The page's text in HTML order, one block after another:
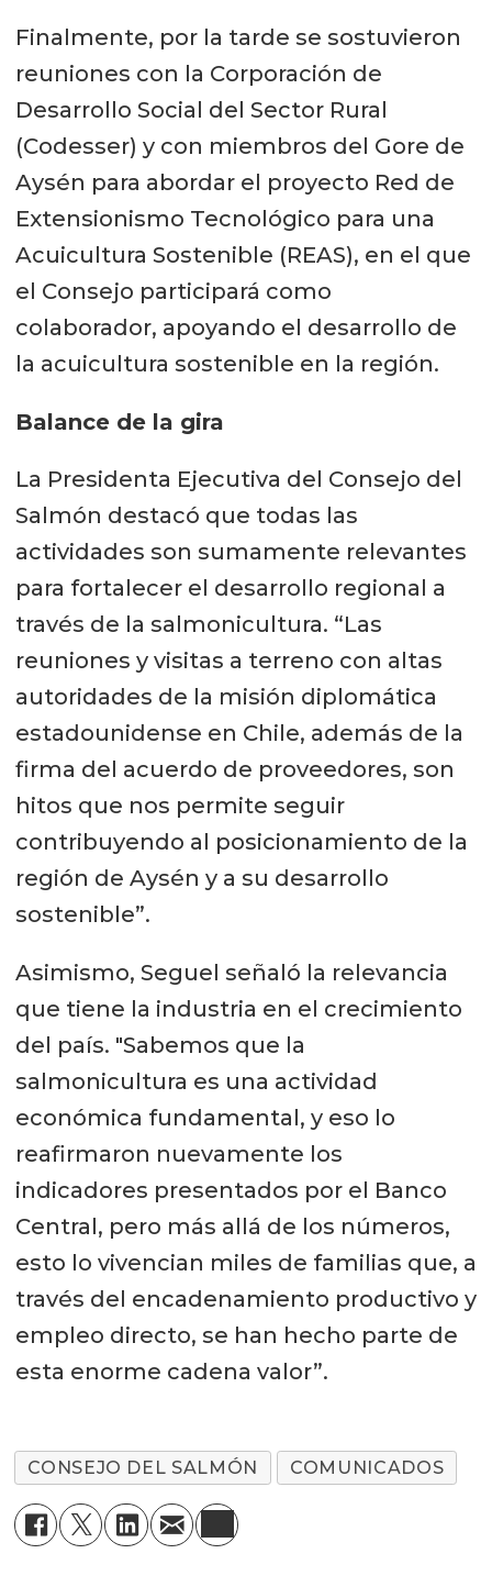
Finalmente, por la tarde se sostuvieron
reuniones con la Corporación de
Desarrollo Social del Sector Rural
(Codesser) y con miembros del Gore de
Aysén para abordar el proyecto Red de
Extensionismo Tecnológico para una
Acuicultura Sostenible (REAS), en el que
el Consejo participará como
colaborador, apoyando el desarrollo de
la acuicultura sostenible en la región.
Balance de la gira
La Presidenta Ejecutiva del Consejo del
Salmón destacó que todas las
actividades son sumamente relevantes
para fortalecer el desarrollo regional a
través de la salmonicultura. “Las
reuniones y visitas a terreno con altas
autoridades de la misión diplomática
estadounidense en Chile, además de la
firma del acuerdo de proveedores, son
hitos que nos permite seguir
contribuyendo al posicionamiento de la
región de Aysén y a su desarrollo
sostenible”.
Asimismo, Seguel señaló la relevancia
que tiene la industria en el crecimiento
del país. "Sabemos que la
salmonicultura es una actividad
económica fundamental, y eso lo
reafirmaron nuevamente los
indicadores presentados por el Banco
Central, pero más allá de los números,
esto lo vivencian miles de familias que, a
través del encadenamiento productivo y
empleo directo, se han hecho parte de
esta enorme cadena valor”.
CONSEJO DEL SALMÓN COMUNICADOS